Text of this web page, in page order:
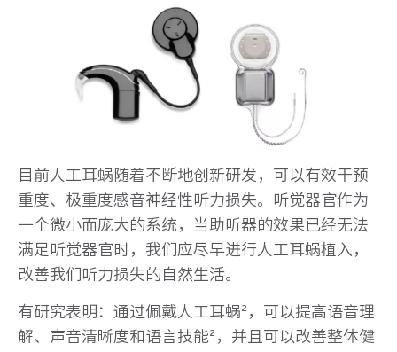
目前人工耳蜗随着不断地创新研发，可以有效干预
重度、极重度感音神经性听力损失。听觉器官作为
一个微小而庞大的系统，当助听器的效果已经无法
满足听觉器官时，我们应尽早进行人工耳蜗植入，
改善我们听力损失的自然生活。
有研究表明：通过佩戴人工耳蜗²，可以提高语音理
解、声音清晰度和语言技能²，并且可以改善整体健